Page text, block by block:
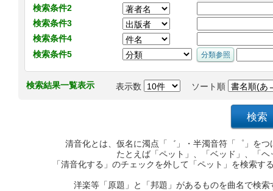
検索条件2
検索条件3
検索条件4
検索条件5
検索結果一覧表示 表示数 ソート順
清音化とは、仮名に濁点「゛」・半濁音符「゜」を
たとえば「ペット」、「ベッド」、「
「清音化する」のチェックを外して「ペット」を検索
洋楽等「原題」と「邦題」があるものを曲名で検